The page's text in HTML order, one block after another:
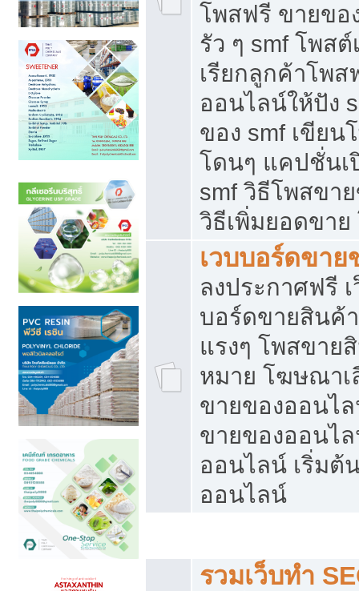
โพสฟรี ขายขอ
รัว ๆ smf โพส
เรียกลูกค้าโพส
ออนไลน์ให้ปัง
ของ smf เขียน
โดนๆ แคปชั่นเ
smf วิธีโพสขา
วิธีเพิ่มยอดขาย
เวบบอร์ดขา
ลงประกาศฟรี
บอร์ดขายสินค้
แรงๆ โพสขาย
หมาย โฆษณาเ
ขายของออนไ
ขายของออนไ
ออนไลน์ เริ่มต้
ออนไลน์
รวมเว็บทำ